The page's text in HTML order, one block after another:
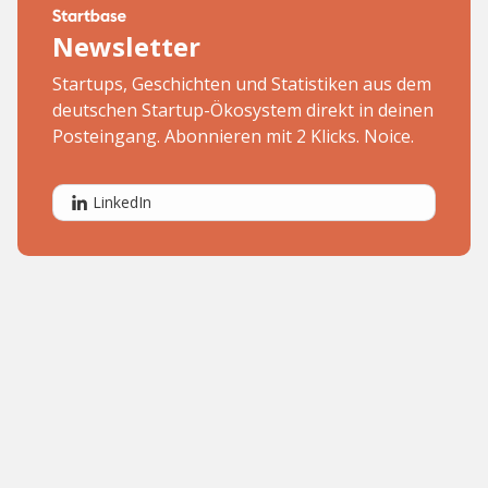
Newsletter
Startups, Geschichten und Statistiken aus dem
deutschen Startup-Ökosystem direkt in deinen
Posteingang. Abonnieren mit 2 Klicks. Noice.
LinkedIn